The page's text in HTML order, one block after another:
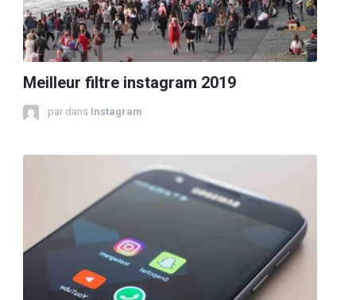
Meilleur filtre instagram 2019
par dans Instagram